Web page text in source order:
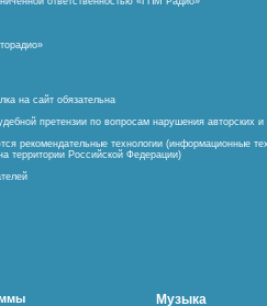
на сайт обязательна
претензии по вопросам нарушения авторских
рекомендательные технологии (информационные
территории Российской Федерации)
Музыка